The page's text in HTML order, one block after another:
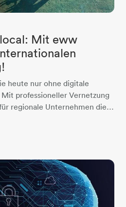
Mit eww
heute nur ohne digitale
professioneller Vernetzung
regionale Unternehmen die…